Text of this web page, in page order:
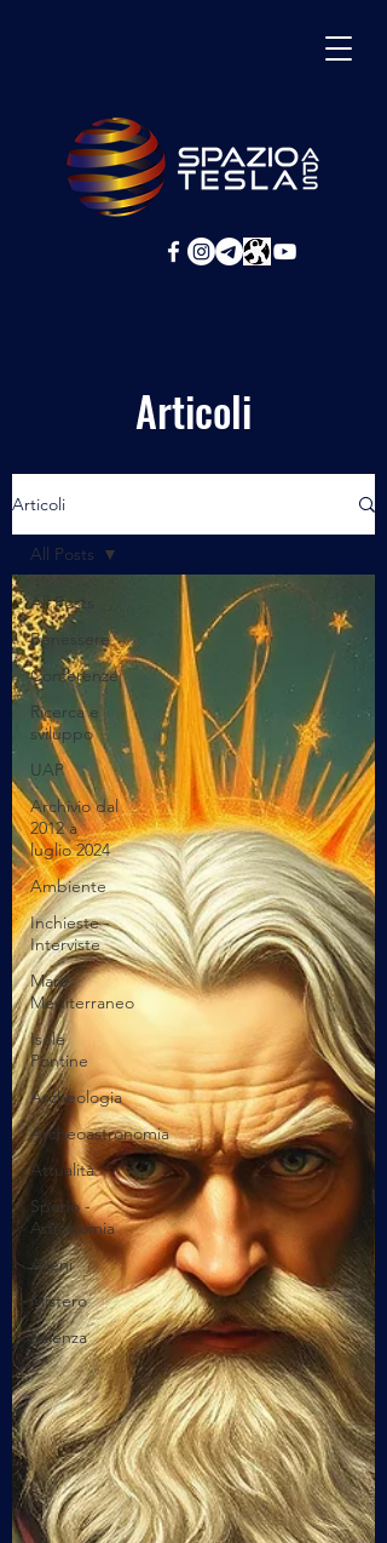
Articoli
Articoli
All Posts
Benessere
Conferenze
Ricerca e
sviluppo
UAP
Archivio dal
2012 a
luglio 2024
Ambiente
Inchieste -
Interviste
Mare
Mediterraneo
Isole
Pontine
Archeologia
Archeoastronomia
Attualità
Spazio -
Astronomia
Alieni
Mistero
Scienza
All Posts